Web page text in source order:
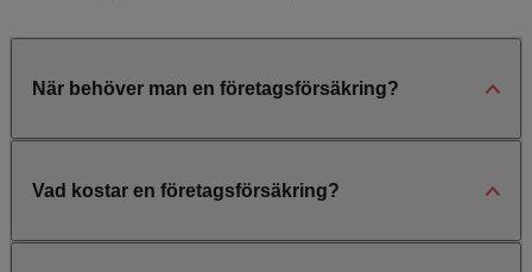
När behöver man en företagsförsäkring?
Vad kostar en företagsförsäkring?